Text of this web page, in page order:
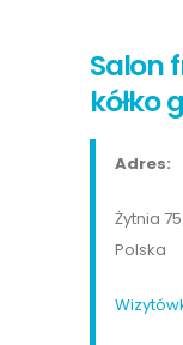
Salon
kółko
Adres:
Żytnia
Polska